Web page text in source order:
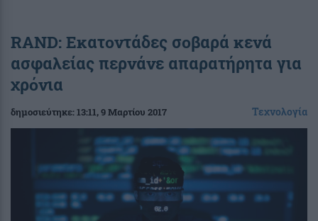
RAND: Εκατοντάδες σοβαρά κενά
ασφαλείας περνάνε απαρατήρητα για
χρόνια
δημοσιεύτηκε:13:11, 9 Μαρτίου 2017 Τεχνολογία